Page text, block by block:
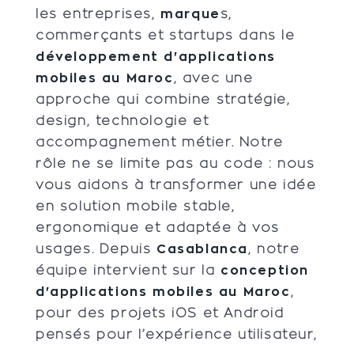
les entreprises, marque s,
commerçants et startups dans le
développement d'applications
mobiles au Maroc , avec une
approche qui combine stratégie,
design, technologie et
accompagnement métier. Notre
rôle ne se limite pas au code : nous
vous aidons à transformer une idée
en solution mobile stable,
ergonomique et adaptée à vos
usages. Depuis Casablanca , notre
équipe intervient sur la conception
d'applications mobiles au Maroc ,
pour des projets iOS et Android
pensés pour l’expérience utilisateur,